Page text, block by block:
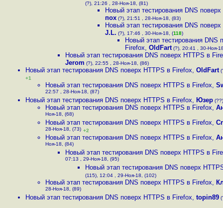
(?), 21:26 , 28-Ноя-18, (81)
Новый этап тестирования DNS
пох (?), 21:51 , 28-Ноя-18, (83)
Новый этап тестирования DNS
J.L. (?), 17:46 , 30-Ноя-18, (118)
Новый этап тестирования DNS
Firefox, OldFart (?), 20:41 , 30-Ноя-
Новый этап тестирования DNS поверх HTTPS в
Jerom (?), 22:55 , 28-Ноя-18, (86)
Новый этап тестирования DNS поверх HTTPS в Firefox, OldFart
+1
Новый этап тестирования DNS поверх HTTPS в Firefox,
22:57 , 28-Ноя-18, (87)
Новый этап тестирования DNS поверх HTTPS в Firefox, Юзер
Новый этап тестирования DNS поверх HTTPS в Firefox,
Ноя-18, (68)
Новый этап тестирования DNS поверх HTTPS в Firefox,
28-Ноя-18, (73) +2
Новый этап тестирования DNS поверх HTTPS в Firefox,
Ноя-18, (84)
Новый этап тестирования DNS поверх HTTPS в
07:13 , 29-Ноя-18, (95)
Новый этап тестирования DNS поверх
(115), 12:04 , 29-Ноя-18, (102)
Новый этап тестирования DNS поверх HTTPS в Firefox,
28-Ноя-18, (89)
Новый этап тестирования DNS поверх HTTPS в Firefox, topin89